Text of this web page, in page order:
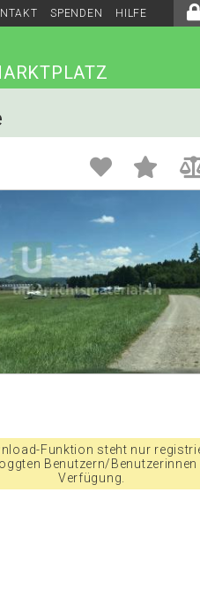
SPENDEN HILFE
Funktion steht nur
Benutzern/Benutzerinnen
Verfügung.